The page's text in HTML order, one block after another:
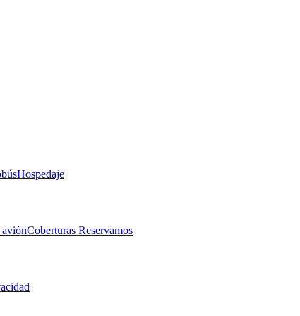
Hospedaje
Coberturas Reservamos